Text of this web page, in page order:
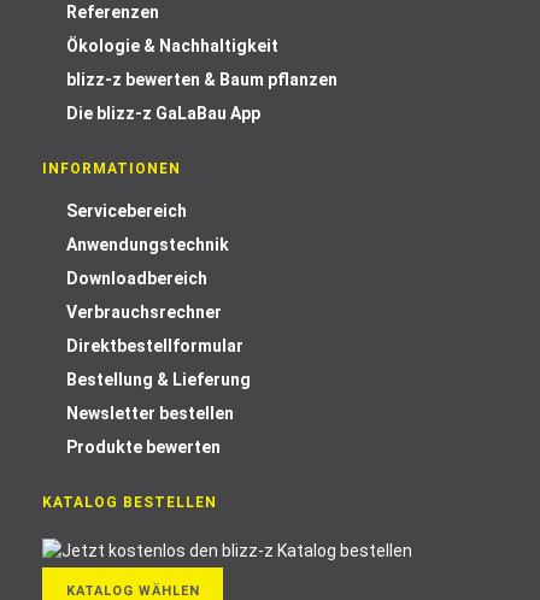
Referenzen
Ökologie & Nachhaltigkeit
blizz-z bewerten & Baum pflanzen
Die blizz-z GaLaBau App
INFORMATIONEN
Servicebereich
Anwendungstechnik
Downloadbereich
Verbrauchsrechner
Direktbestellformular
Bestellung & Lieferung
Newsletter bestellen
Produkte bewerten
KATALOG BESTELLEN
KATALOG WÄHLEN